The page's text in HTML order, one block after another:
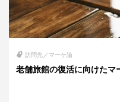
訪問先／マーケ論
老舗旅館の復活に向けたマ